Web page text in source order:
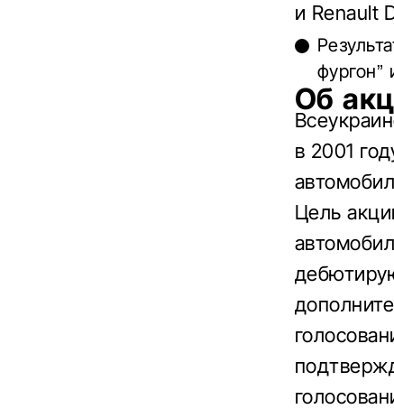
и Renault
фургон”
Об
в 2001
Цель